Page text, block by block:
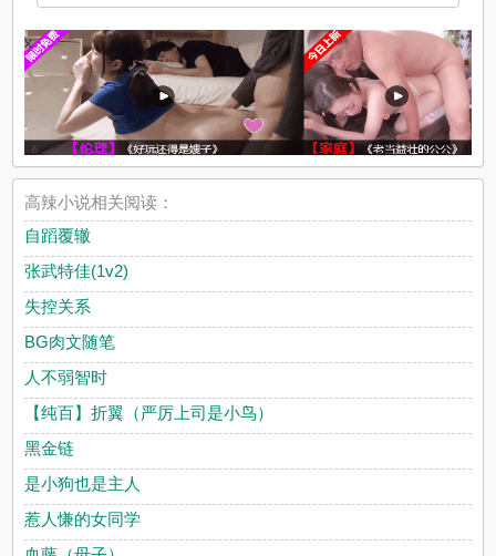
x
高辣小说相关阅读：
自蹈覆辙
张武特佳(1v2)
失控关系
BG肉文随笔
人不弱智时
【纯百】折翼（严厉上司是小鸟）
黑金链
是小狗也是主人
惹人慊的女同学